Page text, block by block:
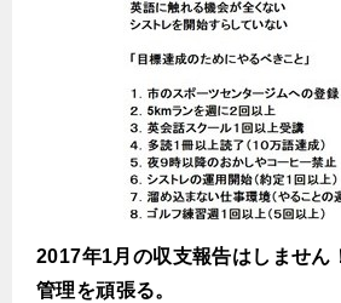
2017年1月の収支報告はしません
管理を頑張る。